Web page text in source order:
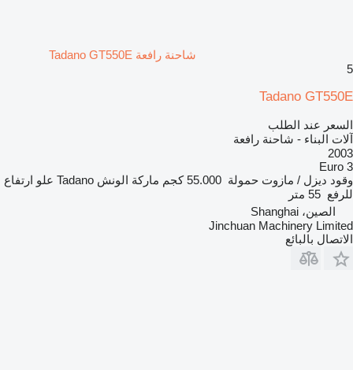
شاحنة رافعة Tadano GT550E
5
Tadano GT550E
السعر عند الطلب
آلات البناء - شاحنة رافعة
2003
Euro 3
وقود ديزل / مازوت حمولة 55.000 كجم ماركة الونش Tadano علو ارتفاع
للرفع 55 متر
الصين، Shanghai
Jinchuan Machinery Limited
الاتصال بالبائع